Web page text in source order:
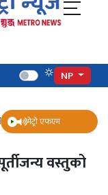
NP
भवन |संघ र
मेट्रो एफएम
वस्तुको